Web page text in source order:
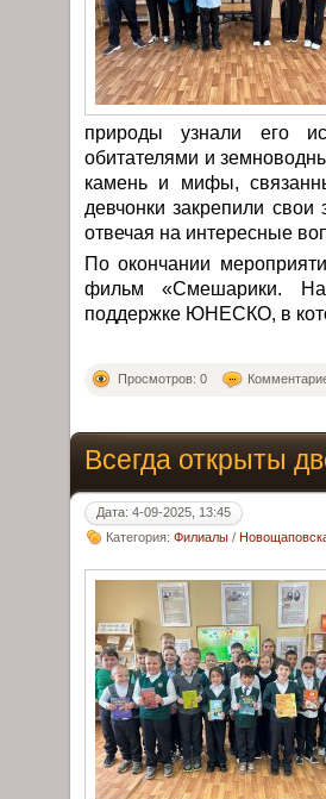
природы узнали его
обитателями и
камень и мифы,
девчонки закрепили
отвечая на интересные
По окончании
фильм «Смешарики.
поддержке ЮНЕСКО, в
Просмотров: 0
Всегда открыты
Дата: 4-09-2025, 13:45
Категория: Филиалы /